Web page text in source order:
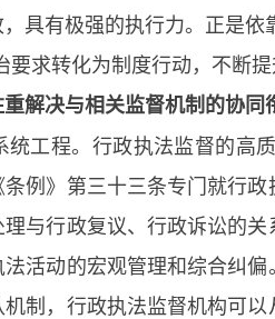
具有极强的执行力。正是
要求转化为制度行动，不断
解决与相关监督机制的协同
统工程。行政执法监督的高
例》第三十三条专门就行
与行政复议、行政诉讼的
活动的宏观管理和综合纠
制，行政执法监督机构可